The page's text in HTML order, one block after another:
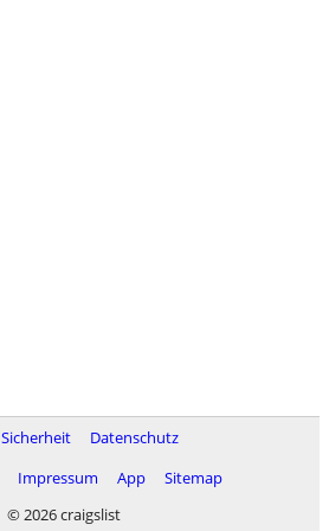
Sicherheit
Datenschutz
Impressum App
Sitemap
© 2026 craigslist